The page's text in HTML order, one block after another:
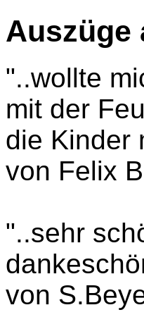
Auszüge
"..wollte
mit der
die Kinder
von Felix
"..sehr
von